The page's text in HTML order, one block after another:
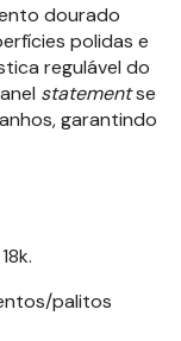
dourado
polidas e
regulável do
statementse
garantindo
palitos